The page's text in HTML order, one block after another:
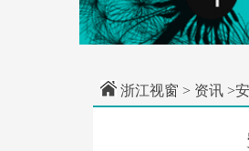
浙江视窗 > 资讯 >